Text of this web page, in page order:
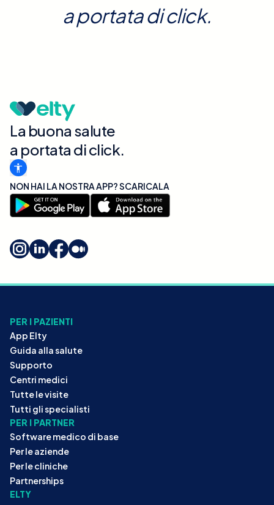
a portata di click.
La buona salute
a portata di click.
NON HAI LA NOSTRA APP? SCARICALA
PER I PAZIENTI
App Elty
Guida alla salute
Supporto
Centri medici
Tutte le visite
Tutti gli specialisti
PER I PARTNER
Software medico di base
Per le aziende
Per le cliniche
Partnerships
ELTY